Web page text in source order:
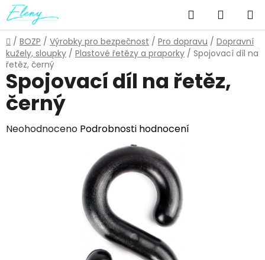
Přejít
na
obsah
Hledat
KOŠÍK
Domů
/ BOZP / Výrobky pro bezpečnost / Pro dopravu / Dopravní
kužely, sloupky / Plastové řetězy a praporky / Spojovací díl na
řetěz, černý
Spojovací díl na řetěz,
černý
Průměrné
Neohodnoceno Podrobnosti hodnocení